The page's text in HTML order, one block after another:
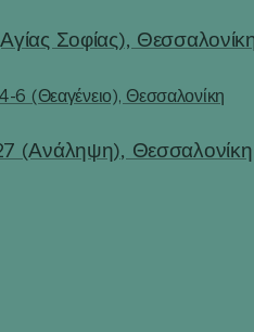
Σοφίας),
6 (Θεαγένειο), Θεσσαλονίκη
(Ανάληψη), Θεσσαλονίκη